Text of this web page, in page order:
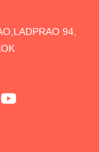
94,